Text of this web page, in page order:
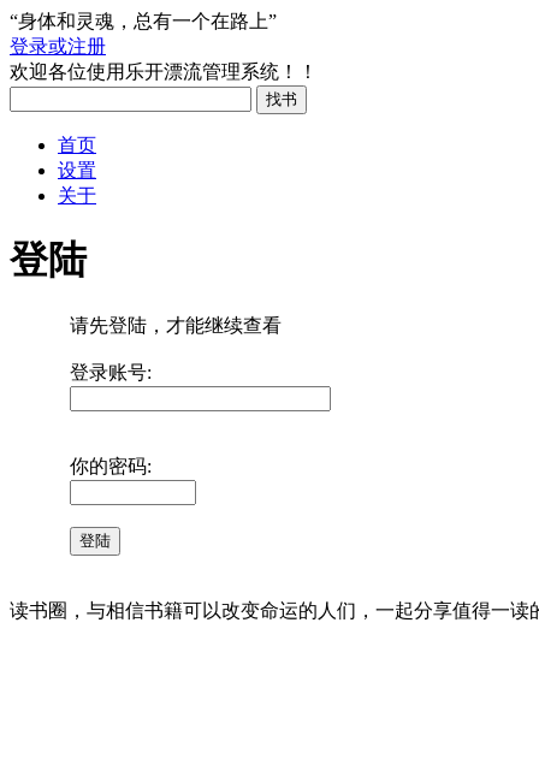
“身体和灵魂，总有一个在路上”
登录或注册
欢迎各位使用乐开漂流管理系统！！
首页
设置
关于
登陆
请先登陆，才能继续查看
登录账号:
你的密码:
读书圈，与相信书籍可以改变命运的人们，一起分享值得一读